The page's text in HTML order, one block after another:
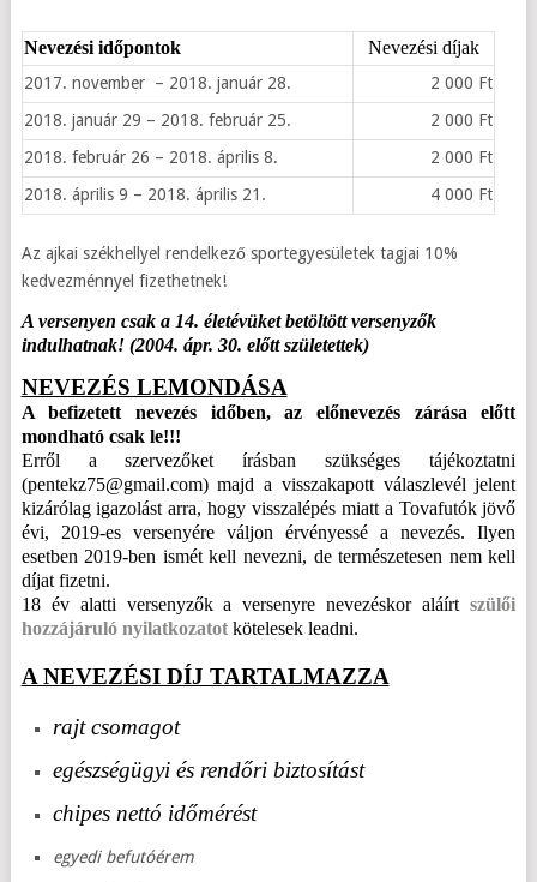
Nevezési időpontok Nevezési díjak
2017. november – 2018. január 28.
2 000 Ft
2018. január 29 – 2018. február 25.
2 000 Ft
2018. február 26 – 2018. április 8.
2 000 Ft
2018. április 9 – 2018. április 21.
4 000 Ft
Az ajkai székhellyel rendelkező sportegyesületek tagjai 10%
kedvezménnyel fizethetnek!
A versenyen csak a 14. életévüket betöltött versenyzők
indulhatnak! (2004. ápr. 30. előtt születettek)
NEVEZÉS LEMONDÁSA
A befizetett nevezés időben, az előnevezés zárása előtt
mondható csak le!!!
Erről a szervezőket írásban szükséges tájékoztatni
(pentekz75@gmail.com) majd a visszakapott válaszlevél jelent
kizárólag igazolást arra, hogy visszalépés miatt a Tovafutók jövő
évi, 2019-es versenyére váljon érvényessé a nevezés. Ilyen
esetben 2019-ben ismét kell nevezni, de természetesen nem kell
díjat fizetni.
18 év alatti versenyzők a versenyre nevezéskor aláírtszülői
hozzájáruló nyilatkozatotkötelesek leadni.
A NEVEZÉSI DÍJ TARTALMAZZA
rajt csomagot
egészségügyi és rendőri biztosítást
chipes nettó időmérést
egyedi befutóérem